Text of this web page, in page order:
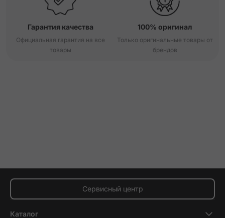
Гарантия качества
Официальная гарантия на все
товары
100% оригинал
Только оригинальные товары от
брендов
Сервисный центр
Каталог